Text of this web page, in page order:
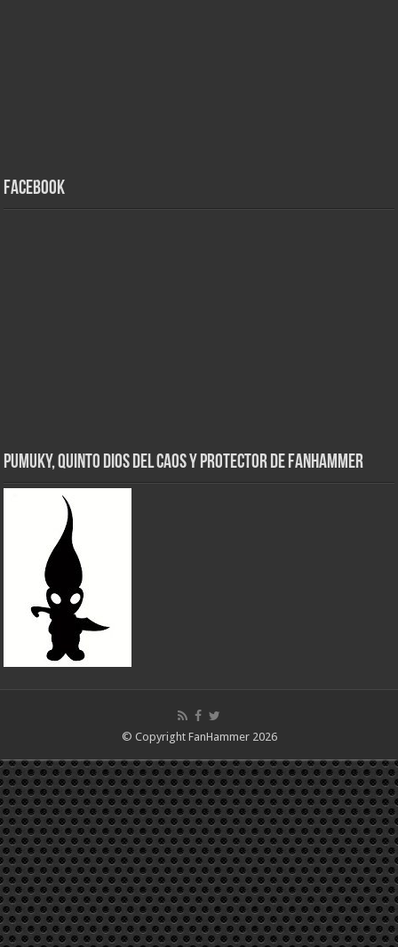
Facebook
Pumuky, Quinto Dios del Caos y Protector de FanHammer
© Copyright FanHammer 2026